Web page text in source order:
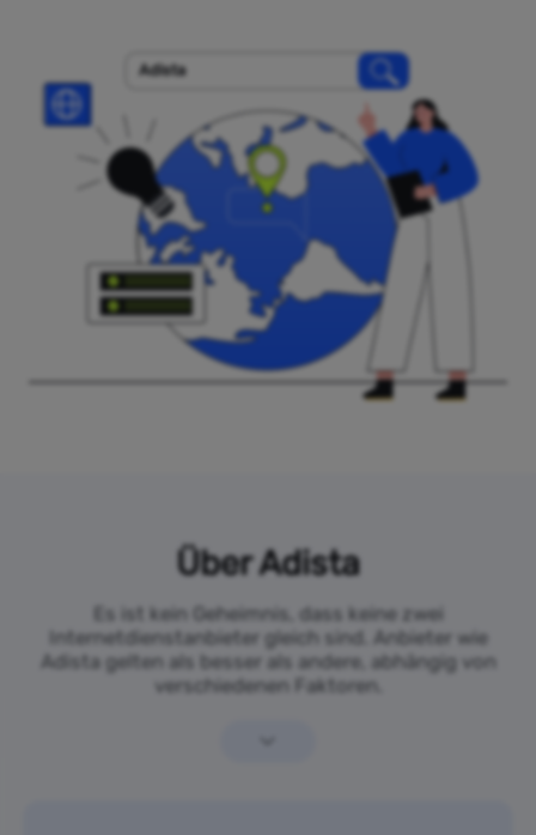
Adista
Über Adista
Es ist kein Geheimnis, dass keine zwei
Internetdienstanbieter gleich sind. Anbieter wie
Adista gelten als besser als andere, abhängig von
verschiedenen Faktoren.